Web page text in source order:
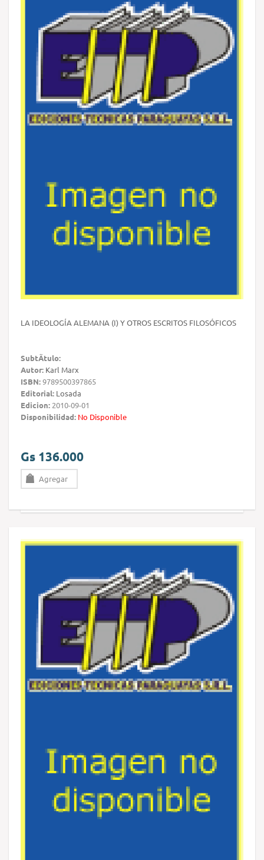
LA IDEOLOGÍA ALEMANA (I) Y OTROS ESCRITOS FILOSÓFICOS
SubtÃ­tulo:
Autor: Karl Marx
ISBN:9789500397865
Editorial: Losada
Edicion: 2010-09-01
Disponibilidad: No Disponible
Gs 136.000
Agregar